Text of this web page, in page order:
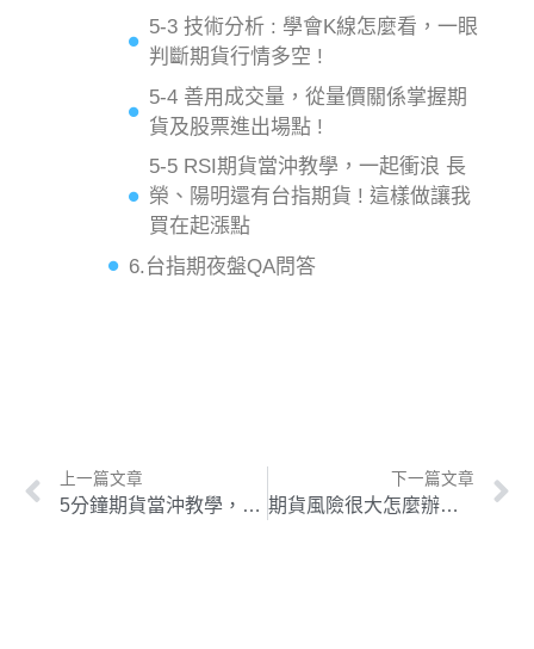
5-3 技術分析 : 學會K線怎麼看，一眼
判斷期貨行情多空 !
5-4 善用成交量，從量價關係掌握期
貨及股票進出場點 !
5-5 RSI期貨當沖教學，一起衝浪 長
榮、陽明還有台指期貨 ! 這樣做讓我
買在起漲點
6.台指期夜盤QA問答
上一篇文章
5分鐘期貨當沖教學，如何快速上手台指期貨當沖技巧
下一篇文章
期貨風險很大怎麼辦？4個重要觀念幫助你了解期貨風險！